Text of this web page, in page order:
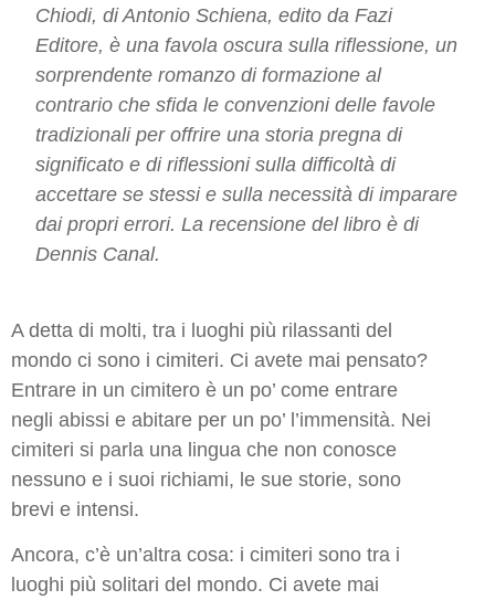
Chiodi, di Antonio Schiena, edito da Fazi
Editore, è una favola oscura sulla riflessione, un
sorprendente romanzo di formazione al
contrario che sfida le convenzioni delle favole
tradizionali per offrire una storia pregna di
significato e di riflessioni sulla difficoltà di
accettare se stessi e sulla necessità di imparare
dai propri errori. La recensione del libro è di
Dennis Canal.
A detta di molti, tra i luoghi più rilassanti del
mondo ci sono i cimiteri. Ci avete mai pensato?
Entrare in un cimitero è un po’ come entrare
negli abissi e abitare per un po’ l’immensità. Nei
cimiteri si parla una lingua che non conosce
nessuno e i suoi richiami, le sue storie, sono
brevi e intensi.
Ancora, c’è un’altra cosa: i cimiteri sono tra i
luoghi più solitari del mondo. Ci avete mai